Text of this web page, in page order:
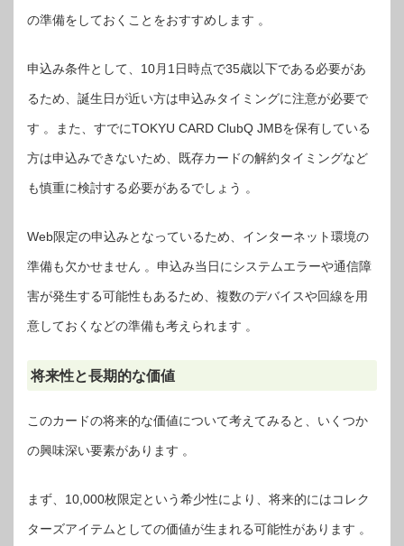
の準備をしておくことをおすすめします 。
申込み条件として、10月1日時点で35歳以下である必要があ
るため、誕生日が近い方は申込みタイミングに注意が必要で
す 。また、すでにTOKYU CARD ClubQ JMBを保有している
方は申込みできないため、既存カードの解約タイミングなど
も慎重に検討する必要があるでしょう 。
Web限定の申込みとなっているため、インターネット環境の
準備も欠かせません 。申込み当日にシステムエラーや通信障
害が発生する可能性もあるため、複数のデバイスや回線を用
意しておくなどの準備も考えられます 。
将来性と長期的な価値
このカードの将来的な価値について考えてみると、いくつか
の興味深い要素があります 。
まず、10,000枚限定という希少性により、将来的にはコレク
ターズアイテムとしての価値が生まれる可能性があります 。